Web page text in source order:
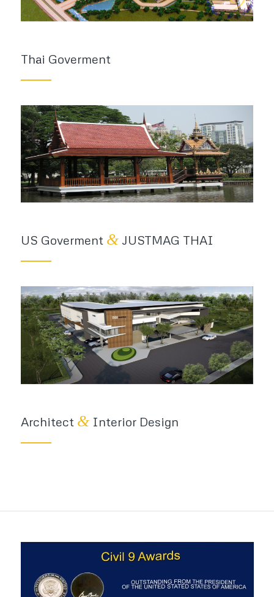
Thai Goverment
US Goverment &JUSTMAG THAI
Architect &Interior Design